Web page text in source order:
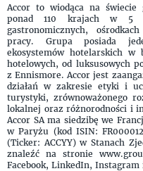
Accor to wiodąca na świecie
ponad 110 krajach w 5
gastronomicznych,
pracy. Grupa posiada
ekosystemów hotelarskich
hotelowych, od luksusowych
z Ennismore. Accor jest
działań w zakresie etyki i
turystyki, zrównoważonego
lokalnej oraz różnorodności i
Accor SA ma siedzibę we
w Paryżu (kod ISIN:
(Ticker: ACCYY) w Stanach
znaleźć na stronie
Facebook, LinkedIn, Instagram